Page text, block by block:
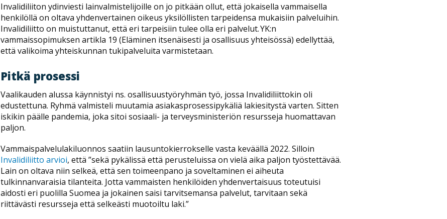
Invalidiliiton ydinviesti lainvalmistelijoille on jo pitkään ollut, että jokaisella vammaisella
henkilöllä on oltava yhdenvertainen oikeus yksilöllisten tarpeidensa mukaisiin palveluihin.
Invalidiliitto on muistuttanut, että eri tarpeisiin tulee olla eri palvelut. YK:n
vammaissopimuksen artikla 19 (Eläminen itsenäisesti ja osallisuus yhteisössä) edellyttää,
että valikoima yhteiskunnan tukipalveluita varmistetaan.
Pitkä prosessi
Vaalikauden alussa käynnistyi ns. osallisuustyöryhmän työ, jossa Invalidiliittokin oli
edustettuna. Ryhmä valmisteli muutamia asiakasprosessipykäliä lakiesitystä varten. Sitten
iskikin päälle pandemia, joka sitoi sosiaali- ja terveysministeriön resursseja huomattavan
paljon.
Vammaispalvelulakiluonnos saatiin lausuntokierrokselle vasta keväällä 2022. Silloin
Invalidiliitto arvioi, että ”sekä pykälissä että perusteluissa on vielä aika paljon työstettävää.
Lain on oltava niin selkeä, että sen toimeenpano ja soveltaminen ei aiheuta
tulkinnanvaraisia tilanteita. Jotta vammaisten henkilöiden yhdenvertaisuus toteutuisi
aidosti eri puolilla Suomea ja jokainen saisi tarvitsemansa palvelut, tarvitaan sekä
riittävästi resursseja että selkeästi muotoiltu laki.”